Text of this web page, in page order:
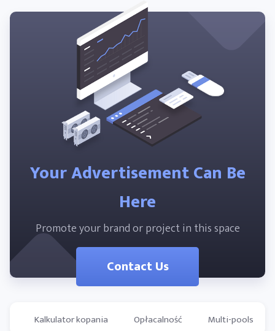
Your Advertisement Can Be
Here
Promote your brand or project in this space
Contact Us
Kalkulator kopania Opłacalność Multi-pools